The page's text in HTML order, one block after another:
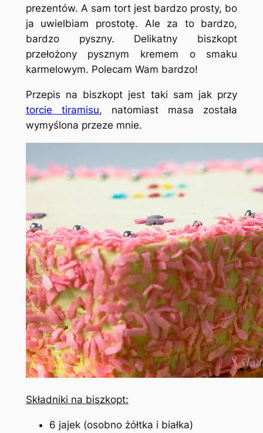
prezentów. A sam tort jest bardzo prosty, bo
ja uwielbiam prostotę. Ale za to bardzo,
bardzo pyszny. Delikatny biszkopt
przełożony pysznym kremem o smaku
karmelowym. Polecam Wam bardzo!
Przepis na biszkopt jest taki sam jak przy
torcie tiramisu, natomiast masa została
wymyślona przeze mnie.
Składniki na biszkopt:
6 jajek (osobno żółtka i białka)